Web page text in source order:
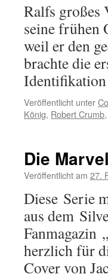
Ralfs großes
seine frühen
weil er den
brachte die
Veröffentlicht unter
König, Robert Crumb,
Die
Veröffentlicht am 27.
Diese Serie
aus dem
Fanmagazin
herzlich für
Cover von